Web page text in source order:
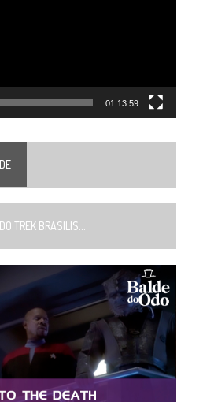
01:13:59
TREK BRASILIS...